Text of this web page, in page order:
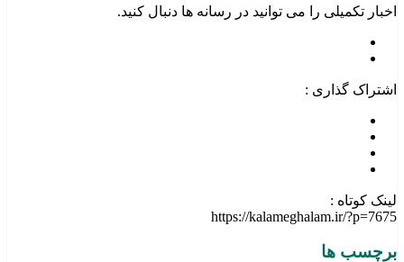
اخبار تکمیلی را می توانید در رسانه ها دنبال کنید.
اشتراک گذاری :
لینک کوتاه :
https://kalameghalam.ir/?p=7675
برچسب ها